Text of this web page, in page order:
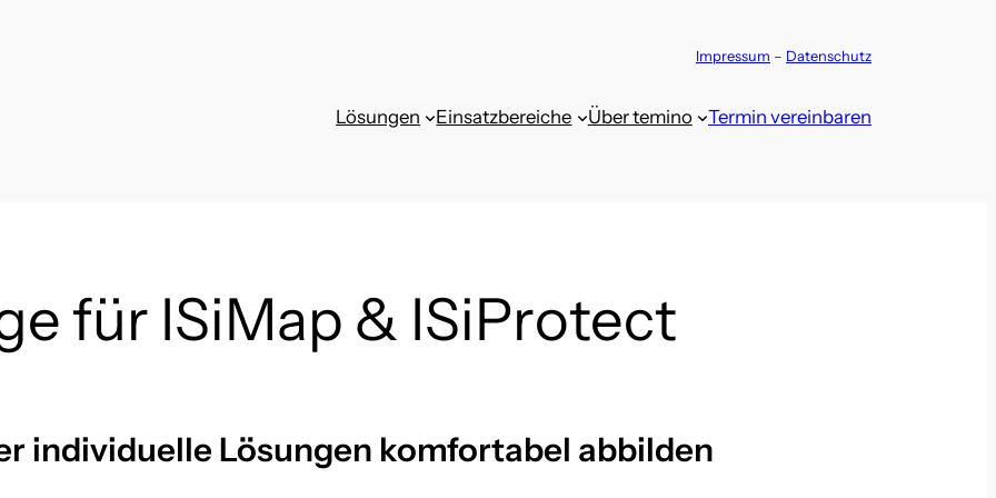
Impressum – Datenschutz
Lösungen Einsatzbereiche Über temino Termin vereinbaren
für ISiMap & ISiProtect
individuelle Lösungen komfortabel abbilden